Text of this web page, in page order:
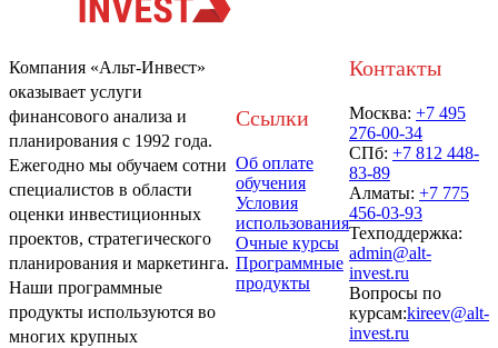
Компания «Альт-Инвест»
оказывает услуги
финансового анализа и
планирования с 1992 года.
Ежегодно мы обучаем сотни
специалистов в области
оценки инвестиционных
проектов, стратегического
планирования и маркетинга.
Наши программные
продукты используются во
многих крупных
Ссылки
Об оплате
обучения
Условия
использования
Очные курсы
Программные
продукты
Контакты
Москва: +7 495
276-00-34
СПб: +7 812 448-
83-89
Алматы: +7 775
456-03-93
Техподдержка:
admin@alt-
invest.ru
Вопросы по
курсам:kireev@alt-
invest.ru